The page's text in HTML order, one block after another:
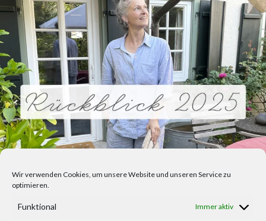
Wir verwenden Cookies, um unsere Website und unseren Service zu
optimieren.
Funktional Immer aktiv